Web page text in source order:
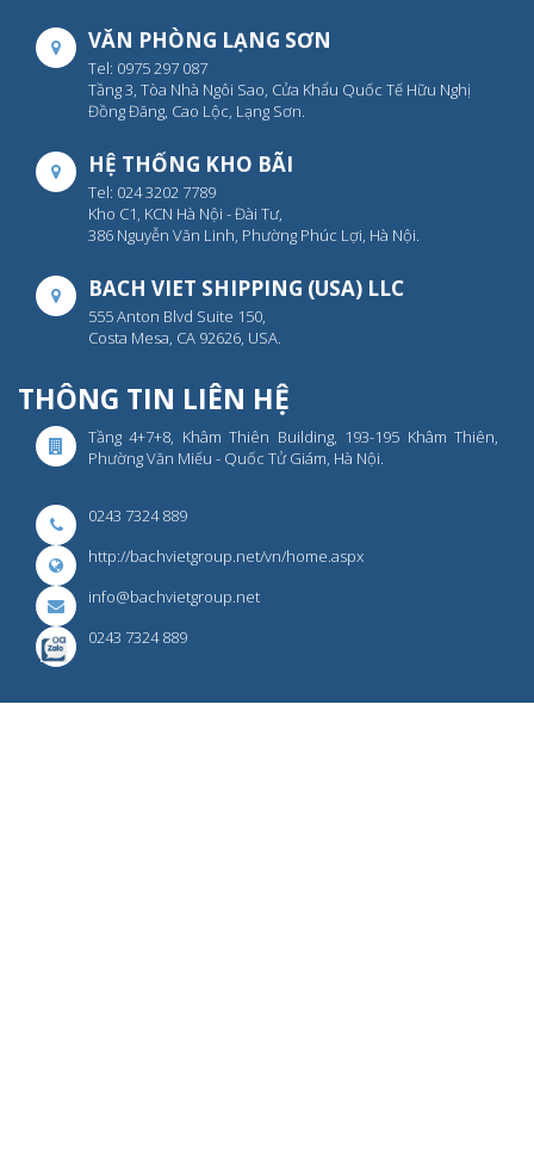
VĂN PHÒNG LẠNG SƠN
Tel: 0975 297 087
Tầng 3, Tòa Nhà Ngôi Sao, Cửa Khẩu Quốc Tế Hữu Nghị
Đồng Đăng, Cao Lộc, Lạng Sơn.
HỆ THỐNG KHO BÃI
Tel: 024 3202 7789
Kho C1, KCN Hà Nội - Đài Tư,
386 Nguyễn Văn Linh, Phường Phúc Lợi, Hà Nội.
BACH VIET SHIPPING (USA) LLC
555 Anton Blvd Suite 150,
Costa Mesa, CA 92626, USA.
THÔNG TIN LIÊN HỆ
Tầng 4+7+8, Khâm Thiên Building, 193-195 Khâm Thiên,
Phường Văn Miếu - Quốc Tử Giám, Hà Nội.
0243 7324 889
http://bachvietgroup.net/vn/home.aspx
info@bachvietgroup.net
0243 7324 889